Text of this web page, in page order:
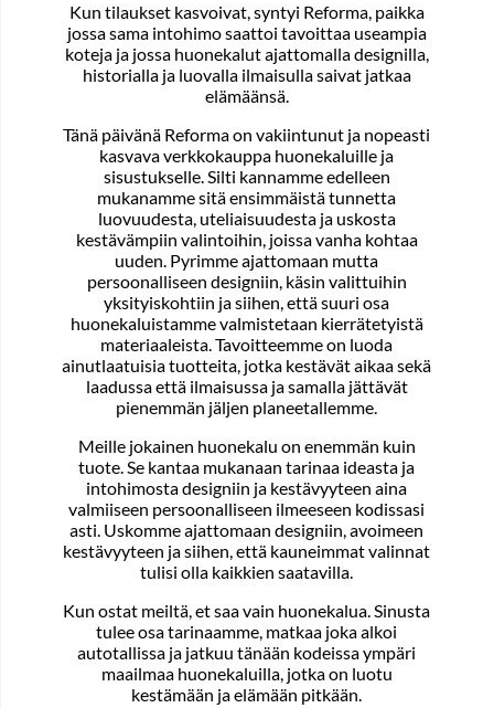
Kun tilaukset kasvoivat, syntyi Reforma, paikka
jossa sama intohimo saattoi tavoittaa useampia
koteja ja jossa huonekalut ajattomalla designilla,
historialla ja luovalla ilmaisulla saivat jatkaa
elämäänsä.
Tänä päivänä Reforma on vakiintunut ja nopeasti
kasvava verkkokauppa huonekaluille ja
sisustukselle. Silti kannamme edelleen
mukanamme sitä ensimmäistä tunnetta
luovuudesta, uteliaisuudesta ja uskosta
kestävämpiin valintoihin, joissa vanha kohtaa
uuden. Pyrimme ajattomaan mutta
persoonalliseen designiin, käsin valittuihin
yksityiskohtiin ja siihen, että suuri osa
huonekaluistamme valmistetaan kierrätetyistä
materiaaleista. Tavoitteemme on luoda
ainutlaatuisia tuotteita, jotka kestävät aikaa sekä
laadussa että ilmaisussa ja samalla jättävät
pienemmän jäljen planeetallemme.
Meille jokainen huonekalu on enemmän kuin
tuote. Se kantaa mukanaan tarinaa ideasta ja
intohimosta designiin ja kestävyyteen aina
valmiiseen persoonalliseen ilmeeseen kodissasi
asti. Uskomme ajattomaan designiin, avoimeen
kestävyyteen ja siihen, että kauneimmat valinnat
tulisi olla kaikkien saatavilla.
Kun ostat meiltä, et saa vain huonekalua. Sinusta
tulee osa tarinaamme, matkaa joka alkoi
autotallissa ja jatkuu tänään kodeissa ympäri
maailmaa huonekaluilla, jotka on luotu
kestämään ja elämään pitkään.